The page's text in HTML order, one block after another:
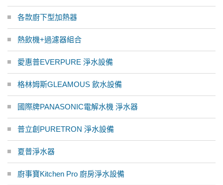
各款廚下型加熱器
熱飲機+過濾器組合
愛惠普EVERPURE 淨水設備
格林姆斯GLEAMOUS 飲水設備
國際牌PANASONIC電解水機 淨水器
普立創PURETRON 淨水設備
夏普淨水器
廚事寶Kitchen Pro 廚房淨水設備